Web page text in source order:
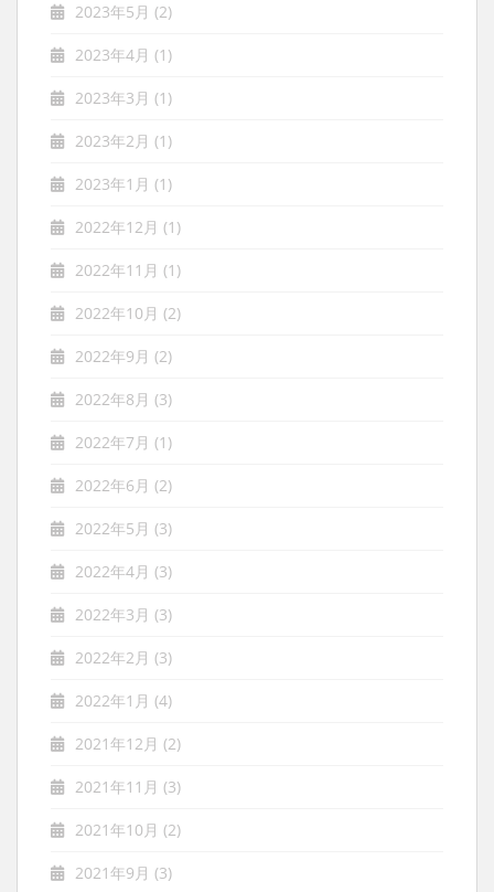
2023年5月 (2)
2023年4月 (1)
2023年3月 (1)
2023年2月 (1)
2023年1月 (1)
2022年12月 (1)
2022年11月 (1)
2022年10月 (2)
2022年9月 (2)
2022年8月 (3)
2022年7月 (1)
2022年6月 (2)
2022年5月 (3)
2022年4月 (3)
2022年3月 (3)
2022年2月 (3)
2022年1月 (4)
2021年12月 (2)
2021年11月 (3)
2021年10月 (2)
2021年9月 (3)